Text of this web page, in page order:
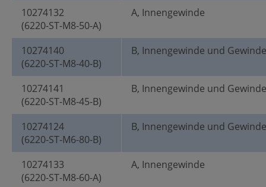
10274132
(6220-ST-M8-50-A)
A, Innengewinde
10274140
(6220-ST-M8-40-B)
B, Innengewinde und
10274141
(6220-ST-M8-45-B)
B, Innengewinde und
10274124
(6220-ST-M6-80-B)
B, Innengewinde und
10274133
(6220-ST-M8-60-A)
A, Innengewinde